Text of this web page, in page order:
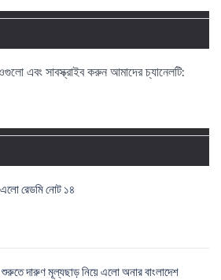
এবং সাবস্ক্রাইব করুন আমাদের চ্যানেলটি:
এলো রেডমি নোট ১৪
দারুণ মূল্যছাড় নিয়ে এলো অনার বাংলাদেশ